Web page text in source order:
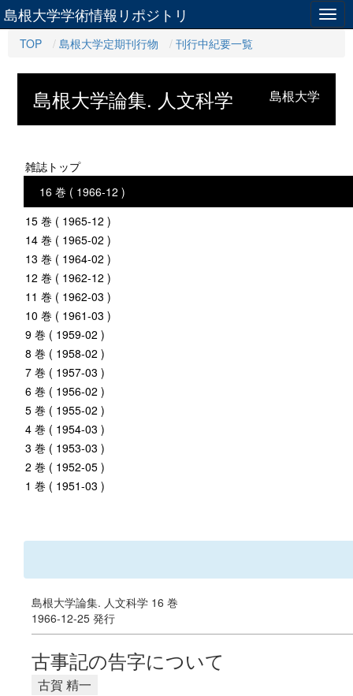
島根大学学術情報リポジトリ
TOP 島根大学定期刊行物 刊行中紀要一覧
島根大学
島根大学論集. 人文科学
雑誌トップ
16 巻 ( 1966-12 )
15 巻 ( 1965-12 )
14 巻 ( 1965-02 )
13 巻 ( 1964-02 )
12 巻 ( 1962-12 )
11 巻 ( 1962-03 )
10 巻 ( 1961-03 )
9 巻 ( 1959-02 )
8 巻 ( 1958-02 )
7 巻 ( 1957-03 )
6 巻 ( 1956-02 )
5 巻 ( 1955-02 )
4 巻 ( 1954-03 )
3 巻 ( 1953-03 )
2 巻 ( 1952-05 )
1 巻 ( 1951-03 )
島根大学論集. 人文科学 16 巻
1966-12-25 発行
古事記の告字について
古賀 精一